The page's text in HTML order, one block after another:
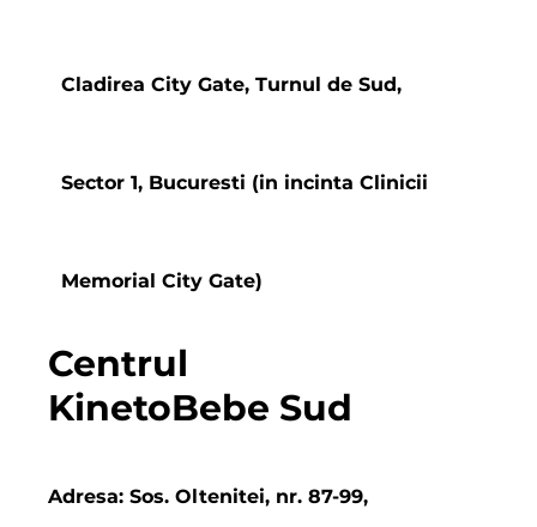
Centrul
KinetoBebe Sud
Adresa: Sos. Oltenitei, nr. 87-99,
Cladirea City Gate, Turnul de Sud,
Sector 1, Bucuresti (in incinta Clinicii
Memorial City Gate)